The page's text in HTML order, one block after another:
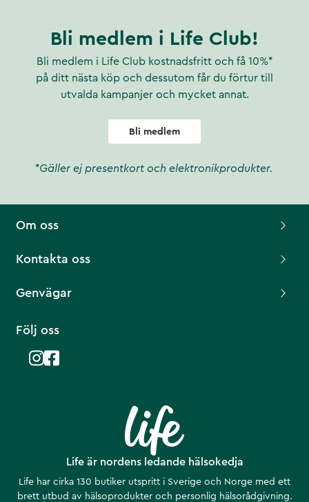
Bli medlem i Life Club!
Bli medlem i Life Club kostnadsfritt och få 10%*
på ditt nästa köp och dessutom får du förtur till
utvalda kampanjer och mycket annat.
Bli medlem
*Gäller ej presentkort och elektronikprodukter.
Life är nordens ledande hälsokedja
Life har cirka 130 butiker utspritt i Sverige och Norge med ett
brett utbud av hälsoprodukter och personlig hälsorådgivning.
Om oss
Kontakta oss
Genvägar
Följ oss